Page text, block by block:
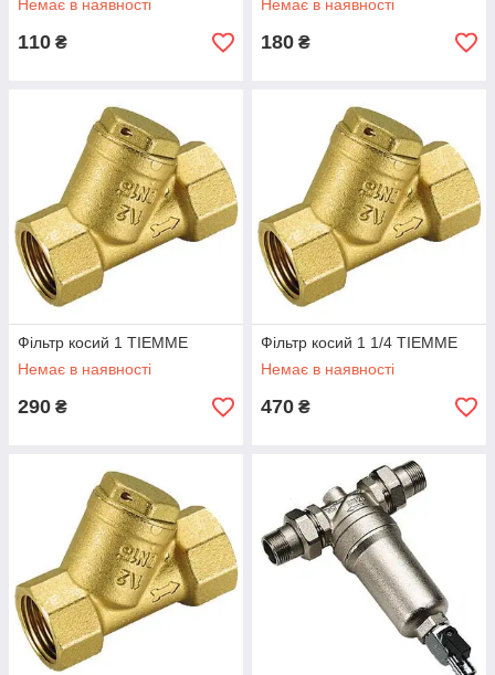
Немає в наявності
110 ₴
Немає в наявності
180 ₴
Фільтр косий 1 TIEMME
Немає в наявності
290 ₴
Фільтр косий 1 1/4 TIEMME
Немає в наявності
470 ₴